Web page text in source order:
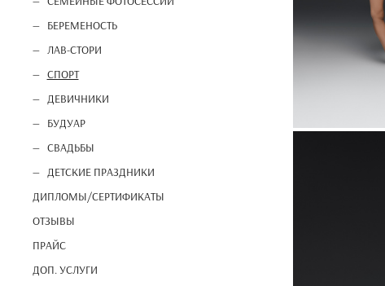
БЕРЕМЕНОСТЬ
ЛАВ-СТОРИ
СПОРТ
ДЕВИЧНИКИ
БУДУАР
СВАДЬБЫ
ДЕТСКИЕ ПРАЗДНИКИ
ДИПЛОМЫ/СЕРТИФИКАТЫ
ОТЗЫВЫ
ПРАЙС
ДОП. УСЛУГИ